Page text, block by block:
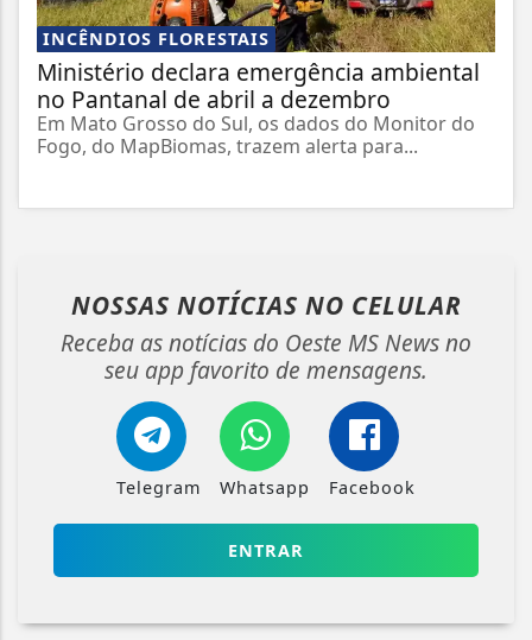
INCÊNDIOS FLORESTAIS
Ministério declara emergência ambiental
no Pantanal de abril a dezembro
Em Mato Grosso do Sul, os dados do Monitor do
Fogo, do MapBiomas, trazem alerta para...
NOSSAS NOTÍCIAS NO CELULAR
Receba as notícias do Oeste MS News no
seu app favorito de mensagens.
Telegram Whatsapp Facebook
ENTRAR